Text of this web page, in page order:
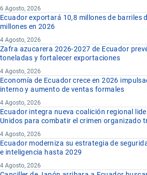
6 Agosto, 2026
Ecuador exportará 10,8 millones de barriles
millones en 2026
4 Agosto, 2026
Zafra azucarera 2026-2027 de Ecuador
toneladas y fortalecer exportaciones
4 Agosto, 2026
Economía de Ecuador crece en 2026
interno y aumento de ventas formales
4 Agosto, 2026
Ecuador integra nueva coalición regional
Unidos para combatir el crimen organizado
4 Agosto, 2026
Ecuador moderniza su estrategia de
e inteligencia hasta 2029
4 Agosto, 2026